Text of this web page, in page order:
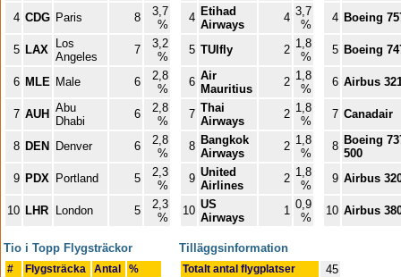
4 CDG Paris 8
3,7
%
5 LAX
Los
Angeles
7
3,2
%
6 MLE Male 6
2,8
%
7 AUH Abu
Dhabi
6
2,8
%
8 DEN Denver 6
2,8
%
9 PDX Portland 5
2,3
%
10 LHR London 5
2,3
%
4 Etihad
Airways
4 3,7
%
5 TUIfly 2 1,8
%
6 Air
Mauritius
2 1,8
%
7 Thai
Airways
2 1,8
%
8 Bangkok
Airways
2 1,8
%
9 United
Airlines
2 1,8
%
10 US
Airways
1 0,9
%
4 Boeing
5 Boeing
6 Airbus
7 Canadair
8 Boeing
500
9 Airbus
10 Airbus
Tio i Topp Flygsträckor
# Flygsträcka Antal %
Tilläggsinformation
Totalt antal flygplatser 45